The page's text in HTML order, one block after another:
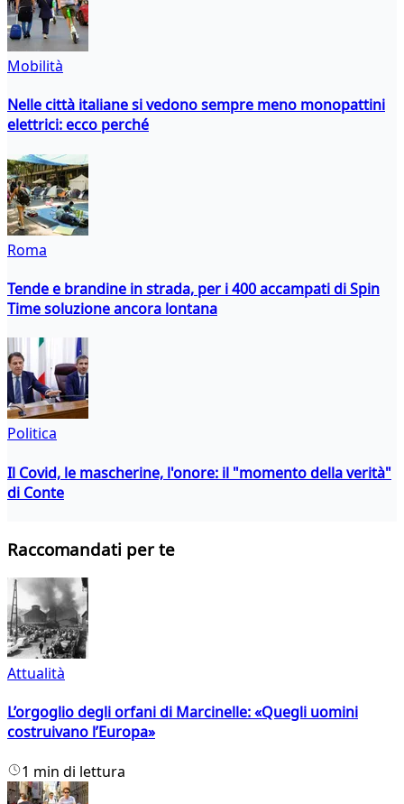
Mobilità
Nelle città italiane si vedono sempre meno monopattini
elettrici: ecco perché
Roma
Tende e brandine in strada, per i 400 accampati di Spin
Time soluzione ancora lontana
Politica
Il Covid, le mascherine, l'onore: il "momento della verità"
di Conte
Raccomandati per te
Attualità
L’orgoglio degli orfani di Marcinelle: «Quegli uomini
costruivano l’Europa»
1 min di lettura